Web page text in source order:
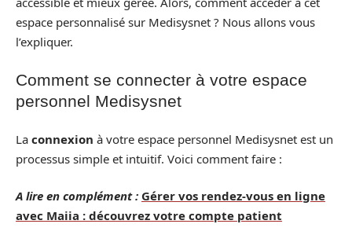
espace personnalisé sur Medisysnet ? Nous allons vous
l’expliquer.
Comment se connecter à votre espace
personnel Medisysnet
La connexion à votre espace personnel Medisysnet est un
processus simple et intuitif. Voici comment faire :
A lire en complément : Gérer vos rendez-vous en ligne
avec Maiia : découvrez votre compte patient